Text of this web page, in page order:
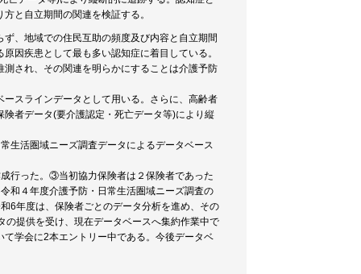
と自立期間の関連を検証する。
、地域での住民互助の頻度及び内容と自立期間
因疾患として最も多い認知症に着目している。
され、その関連を明らかにすることは介護予防
スラインデータとして用いる。さらに、高齢者
者データ(要介護認定・死亡データ等)により縦
生活圏域ニーズ調査データによるデータベース
行った。③当初協力保険者は２保険者であった
和４年度介護予防・日常生活圏域ニーズ調査の
6年度は、保険者ごとのデータ分析を進め、その
提供を受け、現在データベースへ集約作業中で
学会に2本エントリー中である。今後データベ